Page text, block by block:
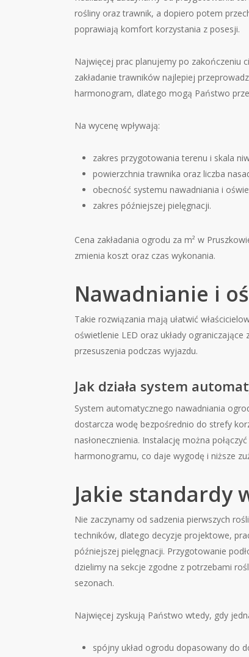
rośliny oraz trawnik, a dopiero potem
poprawiają komfort korzystania z posesji.
Najwięcej prac planujemy po zakończeniu
zakładanie trawników najlepiej
harmonogram, dlatego mogą Państwo
Na wycenę wpływają:
zakres przygotowania terenu i skala
powierzchnia trawnika oraz liczba
obecność systemu nawadniania i
zakres późniejszej pielęgnacji.
Cena zakładania ogrodu za m² w
zmienia koszt oraz czas wykonania.
Nawadnianie i
Takie rozwiązania mają ułatwić
oświetlenie LED oraz układy
przesuszenia podczas wyjazdu.
Jak działa system
System automatycznego nawadniania
dostarcza wodę bezpośrednio do strefy
nasłonecznienia. Instalację można
harmonogramu, co daje wygodę i niższe
Jakie standardy
Nie zaczynamy od sadzenia pierwszych
techników, dlatego decyzje projektowe,
późniejszej pielęgnacji. Przygotowanie
dzielimy na sekcje zgodne z potrzebami
sezonach.
Najwięcej zyskują Państwo wtedy, gdy
spójny układ ogrodu dopasowany do